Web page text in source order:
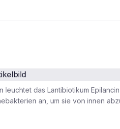
leuchtet das Lantibiotikum
an, um sie von innen